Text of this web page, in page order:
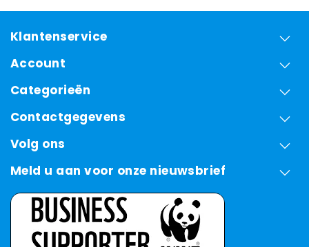
Klantenservice
Account
Categorieën
Contactgegevens
Volg ons
Meld u aan voor onze nieuwsbrief